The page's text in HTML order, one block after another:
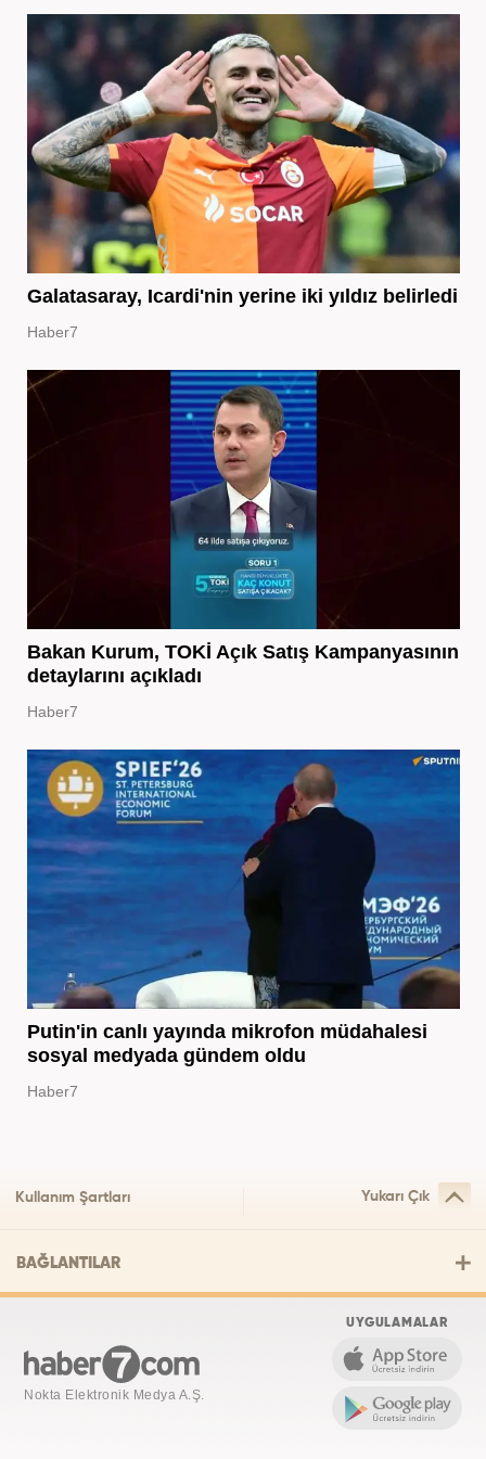
Galatasaray, Icardi'nin yerine iki yıldız belirledi
Haber7
Bakan Kurum, TOKİ Açık Satış Kampanyasının
detaylarını açıkladı
Haber7
Putin'in canlı yayında mikrofon müdahalesi
sosyal medyada gündem oldu
Haber7
Kullanım Şartları Yukarı Çık
BAĞLANTILAR
Nokta Elektronik Medya A.Ş.
UYGULAMALAR